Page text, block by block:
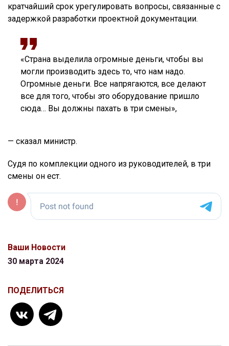
кратчайший срок урегулировать вопросы, связанные с
задержкой разработки проектной документации.
«Страна выделила огромные деньги, чтобы вы
могли производить здесь то, что нам надо.
Огромные деньги. Все напрягаются, все делают
все для того, чтобы это оборудование пришло
сюда… Вы должны пахать в три смены»,
— сказал министр.
Судя по комплекции одного из руководителей, в три
смены он ест.
Ваши Новости
30 марта 2024
ПОДЕЛИТЬСЯ